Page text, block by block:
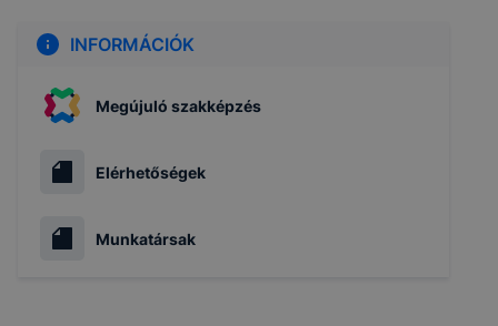
INFORMÁCIÓK
Megújuló szakképzés
Elérhetőségek
Munkatársak